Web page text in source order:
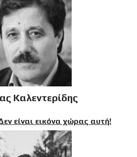
Καλεντερίδης
είναι εικόνα χώρας αυτή!